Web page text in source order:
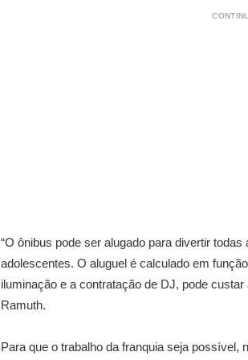
“O ônibus pode ser alugado para divertir
adolescentes. O aluguel é calculado em
iluminação e a contratação de DJ, pode
Ramuth.
Para que o trabalho da franquia seja possível,